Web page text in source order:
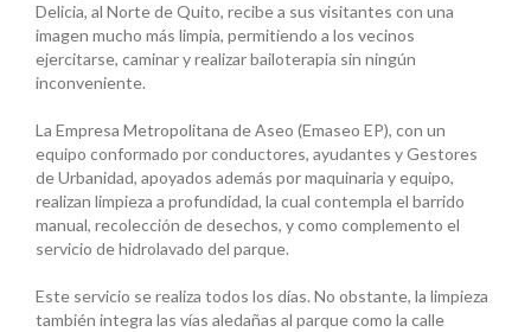
Delicia, al Norte de Quito, recibe a sus visitantes con una
imagen mucho más limpia, permitiendo a los vecinos
ejercitarse, caminar y realizar bailoterapia sin ningún
inconveniente.
La Empresa Metropolitana de Aseo (Emaseo EP), con un
equipo conformado por conductores, ayudantes y Gestores
de Urbanidad, apoyados además por maquinaria y equipo,
realizan limpieza a profundidad, la cual contempla el barrido
manual, recolección de desechos, y como complemento el
servicio de hidrolavado del parque.
Este servicio se realiza todos los días. No obstante, la limpieza
también integra las vías aledañas al parque como la calle